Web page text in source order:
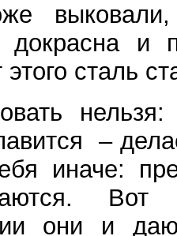
докрасна и
этого сталь
–
иначе:
они и